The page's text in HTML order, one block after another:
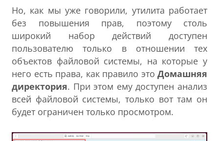
Но, как мы уже говорили, утилита работает
без повышения прав, поэтому столь
широкий набор действий доступен
пользователю только в отношении тех
объектов файловой системы, на которые у
него есть права, как правило это Домашняя
директория. При этом ему доступен анализ
всей файловой системы, только вот там он
будет ограничен только просмотром.